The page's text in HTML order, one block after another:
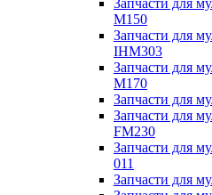
Запчасти для
M150
Запчасти для
IHM303
Запчасти для
M170
Запчасти для
Запчасти для
FM230
Запчасти для
011
Запчасти для